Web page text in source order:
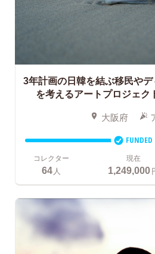
3年計画の日韓を結ぶ移民や
を考えるアートプロジェク
大阪府
FUNDED
コレクター
64 人
現在
1,249,000